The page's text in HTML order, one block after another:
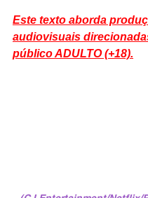
Este texto aborda
audiovisuais
público ADULTO (+18).